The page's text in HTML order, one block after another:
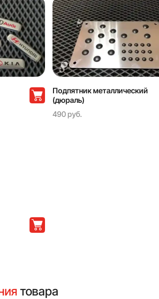
Подпятник металлический
(дюраль)
490 руб.
товара